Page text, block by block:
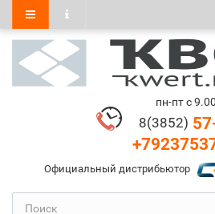
пн-пт с
8(3852)
Официальный дистрибьютор